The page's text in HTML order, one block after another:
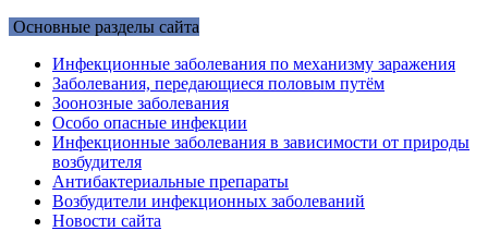
Основные разделы сайта
Инфекционные заболевания по механизму заражения
Заболевания, передающиеся половым путём
Зоонозные заболевания
Особо опасные инфекции
Инфекционные заболевания в зависимости от природы
возбудителя
Антибактериальные препараты
Возбудители инфекционных заболеваний
Новости сайта